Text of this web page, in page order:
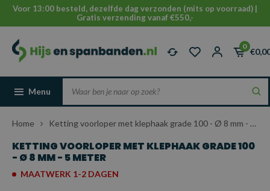
Voor 13:00 besteld, dezelfde dag verzonden (mits op voorraad) |
Gratis verzending vanaf €550,-
0
Menu
Home Ketting voorloper met klephaak grade 100 - Ø 8 mm - 5 meter
KETTING VOORLOPER MET KLEPHAAK GRADE 100
- Ø 8 MM - 5 METER
MAATWERK 1-2 DAGEN